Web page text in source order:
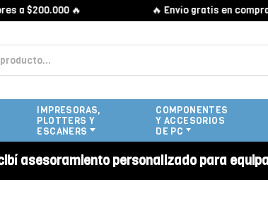
$200.000 🔥 🔥 Envío gratis en compras
IMPRESORAS,
PLOTTERS Y
ESCANERS
COMPONENTES
Y ACCESORIOS
DE PC
asesoramiento personalizado para